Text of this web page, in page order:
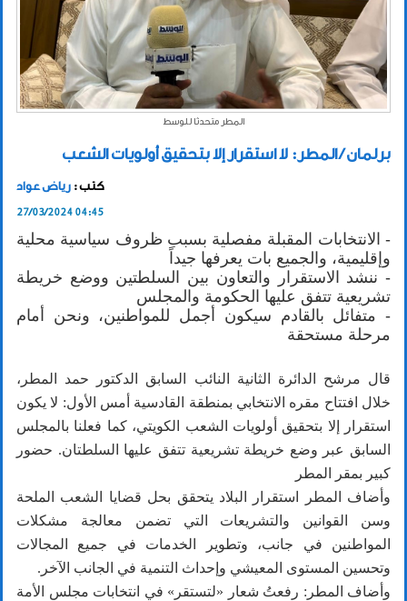
المطر متحدثا للوسط
برلمان / المطر: لا استقرار إلا بتحقيق أولويات الشعب
كتب : رياض عواد
27/03/2024 04:45
- الانتخابات المقبلة مفصلية بسبب ظروف سياسية محلية
وإقليمية، والجميع بات يعرفها جيداً
- ننشد الاستقرار والتعاون بين السلطتين ووضع خريطة
تشريعية تتفق عليها الحكومة والمجلس
- متفائل بالقادم سيكون أجمل للمواطنين، ونحن أمام
مرحلة مستحقة
قال مرشح الدائرة الثانية النائب السابق الدكتور حمد المطر،
خلال افتتاح مقره الانتخابي بمنطقة القادسية أمس الأول: لا يكون
استقرار إلا بتحقيق أولويات الشعب الكويتي، كما فعلنا بالمجلس
السابق عبر وضع خريطة تشريعية تتفق عليها السلطتان. حضور
كبير بمقر المطر
وأضاف المطر استقرار البلاد يتحقق بحل قضايا الشعب الملحة
وسن القوانين والتشريعات التي تضمن معالجة مشكلات
المواطنين في جانب، وتطوير الخدمات في جميع المجالات
وتحسين المستوى المعيشي وإحداث التنمية في الجانب الآخر.
وأضاف المطر: رفعتُ شعار «لتستقر» في انتخابات مجلس الأمة